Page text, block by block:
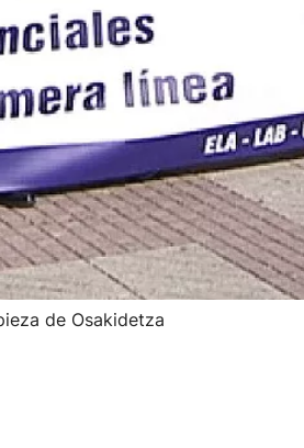
de Osakidetza